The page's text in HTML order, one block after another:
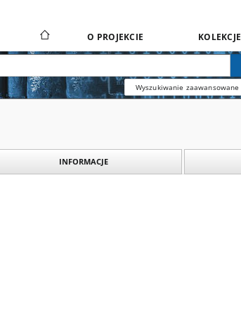
O PROJEKCIE KOLEKCJE
Wyszukiwanie zaawansowane
INFORMACJE